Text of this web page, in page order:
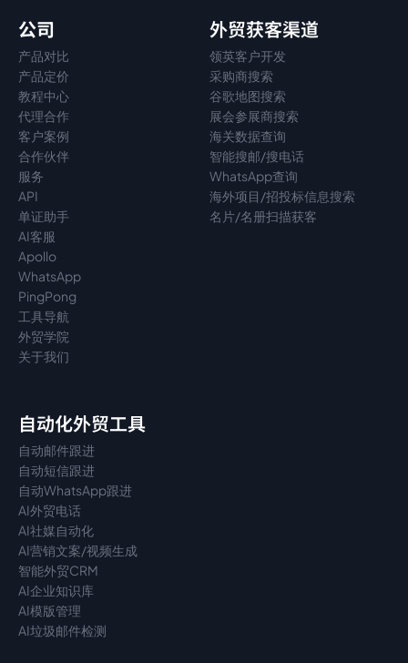
公司
产品对比
产品定价
教程中心
代理合作
客户案例
合作伙伴
服务
API
单证助手
AI客服
Apollo
WhatsApp
PingPong
工具导航
外贸学院
关于我们
外贸获客渠道
领英客户开发
采购商搜索
谷歌地图搜索
展会参展商搜索
海关数据查询
智能搜邮/搜电话
WhatsApp查询
海外项目/招投标信息搜索
名片/名册扫描获客
自动化外贸工具
自动邮件跟进
自动短信跟进
自动WhatsApp跟进
AI外贸电话
AI社媒自动化
AI营销文案/视频生成
智能外贸CRM
AI企业知识库
AI模版管理
AI垃圾邮件检测